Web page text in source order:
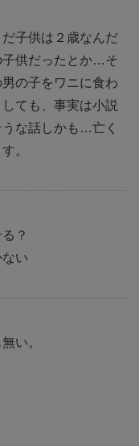
子供は２歳なんだ
供だったとか…そ
の子をワニに食わ
ても、事実は小説
な話しかも…亡く
。
？
い
い。